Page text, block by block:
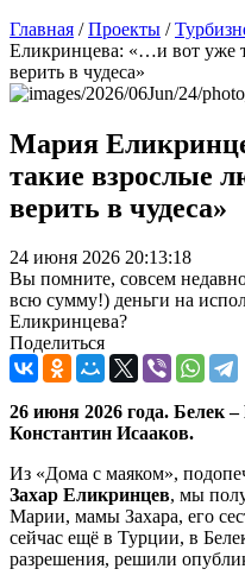
Главная /Проекты /
Еликринцева: «…и вот уже
верить в чудеса»
Мария
такие взрослые
верить в чудеса»
24 июня 2026 20:13:18
Вы помните, совсем
всю сумму!) деньги на
Еликринцева?
Поделиться
26 июня 2026 года. Белек
Константин Исааков.
Из «Дома с маяком»,
Захар Еликринцев, мы
Марии, мамы Захара, его
сейчас ещё в Турции, в
разрешения, решили